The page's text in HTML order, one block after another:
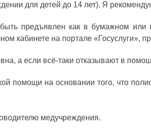
для детей до 14 лет). Я
предъявлен как в бумажном или
кабинете на портале «Госуслуги»,
а если всё-таки отказывают в
помощи на основании того, что
медучреждения.